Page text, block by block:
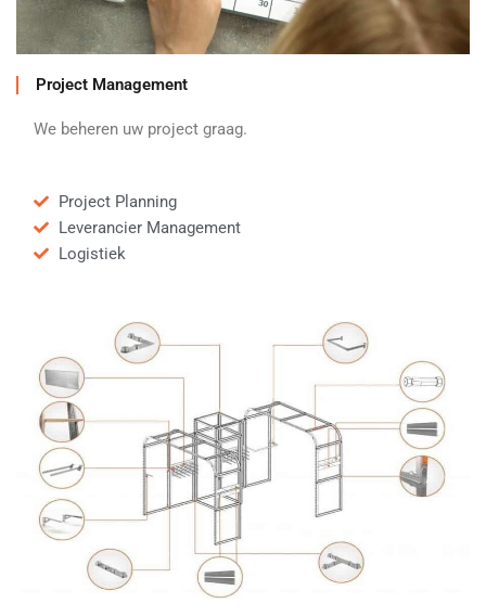
Project Management
We beheren uw project graag.
Project Planning
Leverancier Management
Logistiek